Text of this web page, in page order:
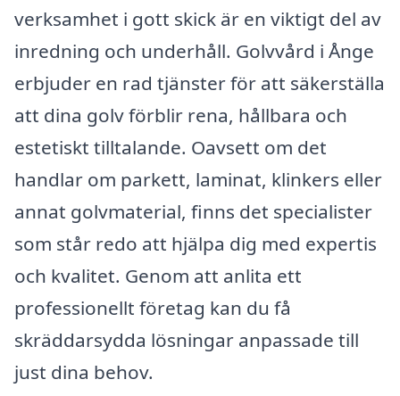
verksamhet i gott skick är en viktigt del av
inredning och underhåll. Golvvård i Ånge
erbjuder en rad tjänster för att säkerställa
att dina golv förblir rena, hållbara och
estetiskt tilltalande. Oavsett om det
handlar om parkett, laminat, klinkers eller
annat golvmaterial, finns det specialister
som står redo att hjälpa dig med expertis
och kvalitet. Genom att anlita ett
professionellt företag kan du få
skräddarsydda lösningar anpassade till
just dina behov.